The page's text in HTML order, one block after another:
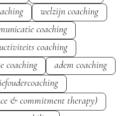
welzijn coaching
coaching
coaching
coaching
adem coaching
& commitment therapy)